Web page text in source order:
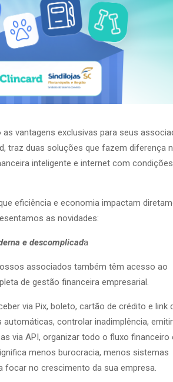
as vantagens exclusivas para seus
traz duas soluções que fazem diferença
inteligente e internet com condições
eficiência e economia impactam
as novidades:
e descomplicada
associados também têm acesso ao
de gestão financeira empresarial.
via Pix, boleto, cartão de crédito e link
controlar inadimplência, emitir
via API, organizar todo o fluxo financeiro
menos burocracia, menos sistemas
focar no crescimento da sua empresa.